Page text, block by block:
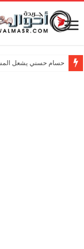
حسام حسني يشعل